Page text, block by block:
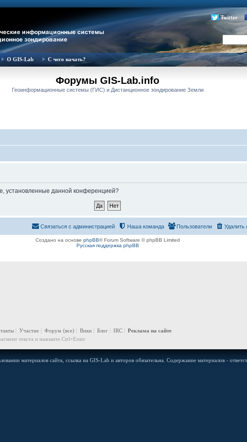
Twitter
О GIS-Lab С чего начать?
Форумы GIS-Lab.info
Геоинформационные системы (ГИС) и Дистанционное зондирование Земли
установленные данной конференцией?
Удалить
Пользователи
Наша команда
Связаться с администрацией
Создано на основе phpBB® Forum Software © phpBB Limited
Русская поддержка phpBB
Участие Форум (все) Вики Блог IRC
Реклама на сайте
текста и нажмите Ctrl+Enter
материалов сайта, ссылка на GIS-Lab и авторов обязательна. Содержание материалов -